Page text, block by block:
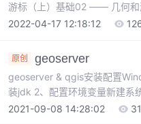
游标（上）基础02 —— 几何
—— 网络图商API（补） 视
2022-04-17 12:18:12
原创 geoserver
geoserver & qgis安装配置
装jdk 2、配置环境变量新建系
2021-09-08 14:28:02